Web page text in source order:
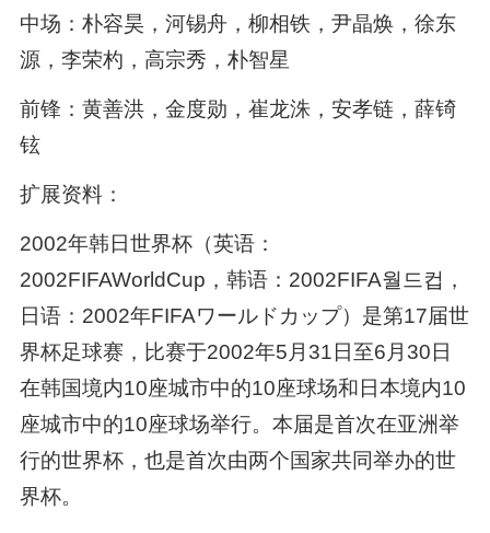
中场：朴容昊，河锡舟，柳相铁，尹晶焕，徐东
源，李荣杓，高宗秀，朴智星
前锋：黄善洪，金度勋，崔龙洙，安孝链，薛锜
铉
扩展资料：
2002年韩日世界杯（英语：
2002FIFAWorldCup，韩语：2002FIFA월드컵，
日语：2002年FIFAワールドカップ）是第17届世
界杯足球赛，比赛于2002年5月31日至6月30日
在韩国境内10座城市中的10座球场和日本境内10
座城市中的10座球场举行。本届是首次在亚洲举
行的世界杯，也是首次由两个国家共同举办的世
界杯。